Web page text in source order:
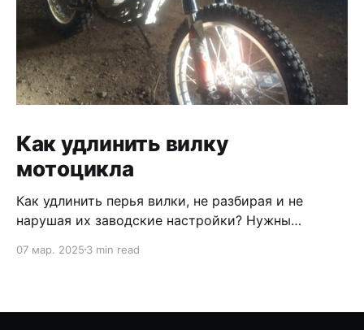
Как удлинить вилку
мотоцикла
Как удлинить перья вилки, не разбирая и не
нарушая их заводские настройки? Нужны
не понятные конструкции, которые
хомутом. Как по мне такой вид удлинения полная
07 мар. 2025 3 min read